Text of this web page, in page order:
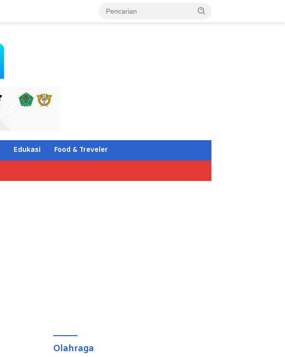
Edukasi Food & Treveler
Olahraga